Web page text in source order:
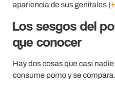
apariencia de sus genitales (
Los sesgos del
que conocer
Hay dos cosas que casi
consume porno y se compara.